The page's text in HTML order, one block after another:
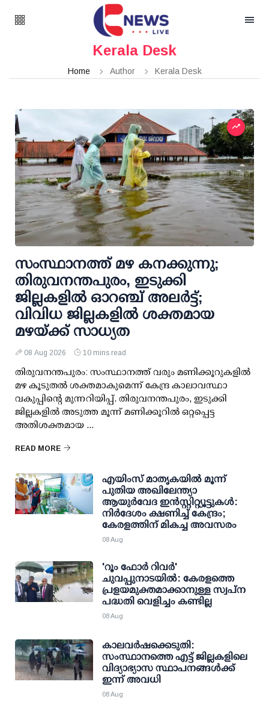
Kerala Desk
Home Author Kerala Desk
സംസ്ഥാനത്ത് മഴ കനക്കുന്നു;
തിരുവനന്തപുരം, ഇടുക്കി
ജില്ലകളിൽ ഓറഞ്ച് അലർട്ട്;
വിവിധ ജില്ലകളിൽ ശക്തമായ
മഴയ്ക്ക് സാധ്യത
08 Aug 2026 10 mins read
തിരുവനന്തപുരം: സംസ്ഥാനത്ത് വരും മണിക്കൂറുകളിൽ
മഴ കൂടുതൽ ശക്തമാകുമെന്ന് കേന്ദ്ര കാലാവസ്ഥാ
വകുപ്പിന്റെ മുന്നറിയിപ്പ്. തിരുവനന്തപുരം, ഇടുക്കി
ജില്ലകളിൽ അടുത്ത മൂന്ന് മണിക്കൂറിൽ ഒറ്റപ്പെട്ട
അതിശക്തമായ ...
READ MORE
എയിംസ് മാതൃകയില്‍ മൂന്ന്
പുതിയ അഖിലേന്ത്യാ
ആയുര്‍വേദ ഇന്‍സ്റ്റിറ്റ്യൂട്ടുകള്‍:
നിര്‍ദേശം ക്ഷണിച്ച് കേന്ദ്രം;
കേരളത്തിന് മികച്ച അവസരം
08 Aug
'റൂം ഫോര്‍ റിവര്‍'
ചുവപ്പുനാടയില്‍: കേരളത്തെ
പ്രളയമുക്തമാക്കാനുള്ള സ്വപ്ന
പദ്ധതി വെളിച്ചം കണ്ടില്ല
08 Aug
കാലവര്‍ഷക്കെടുതി:
സംസ്ഥാനത്തെ എട്ട് ജില്ലകളിലെ
വിദ്യാഭ്യാസ സ്ഥാപനങ്ങള്‍ക്ക്
ഇന്ന് അവധി
08 Aug